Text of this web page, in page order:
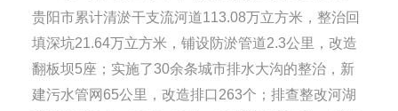
贵阳市累计清淤干支流河道113.08万立方米，整治回
填深坑21.64万立方米，铺设防淤管道2.3公里，改造
翻板坝5座；实施了30余条城市排水大沟的整治，新
建污水管网65公里，改造排口263个；排查整改河湖